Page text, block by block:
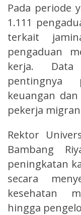
Pada periode
1.111
terkait
pengaduan
kerja. Data
pentingnya
keuangan
pekerja
Rektor
Bambang
peningkatan
secara
kesehatan
hingga